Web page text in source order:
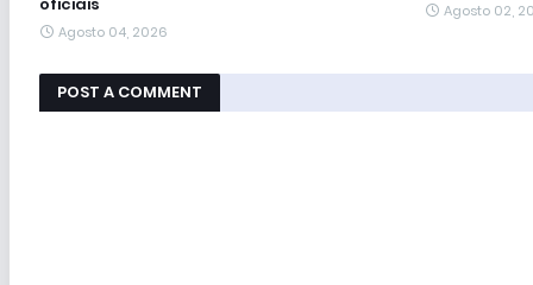
Agosto 04, 2026
Agosto 02,
POST A COMMENT